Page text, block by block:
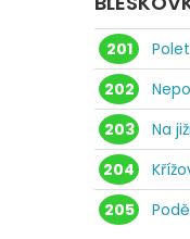
201
202
203
Na
204
205